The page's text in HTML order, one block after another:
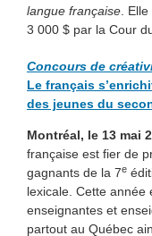
langue française .
3 000 $ par la Cour
Concours de
Le français
des jeunes du
Montréal, le 13 mai
française est fier de
gagnants de la 7e
lexicale. Cette année
enseignantes et
partout au Québec